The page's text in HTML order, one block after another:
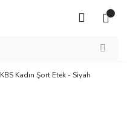
KBS Kadın Şort Etek - Siyah